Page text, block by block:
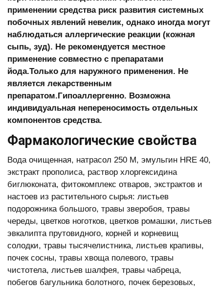
применении средства риск развития системных
побочных явлений невелик, однако иногда могут
наблюдаться аллергические реакции (кожная
сыпь, зуд). Не рекомендуется местное
применение совместно с препаратами
йода.Только для наружного применения. Не
является лекарственным
препаратом.Гипоаллергенно. Возможна
индивидуальная непереносимость отдельных
компонентов средства.
Фармакологические свойства
Вода очищенная, натрасол 250 М, эмульгин HRE 40,
экстракт прополиса, раствор хлоргексидина
биглюконата, фитокомплекс отваров, экстрактов и
настоев из растительного сырья: листьев
подорожника большого, травы зверобоя, травы
череды, цветков ноготков, цветков ромашки, листьев
эвкалипта прутовидного, корней и корневищ
солодки, травы тысячелистника, листьев крапивы,
почек сосны, травы хвоща полевого, травы
чистотела, листьев шалфея, травы чабреца,
побегов багульника болотного, почек березовых,